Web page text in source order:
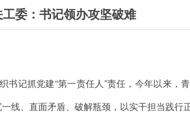
委：书记领办攻坚破难
记抓党建“第一责任人”责任，今年以来，
线、直面矛盾、破解瓶颈，以实干担当践行